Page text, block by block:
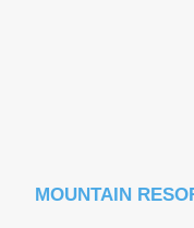
MOUNTAIN